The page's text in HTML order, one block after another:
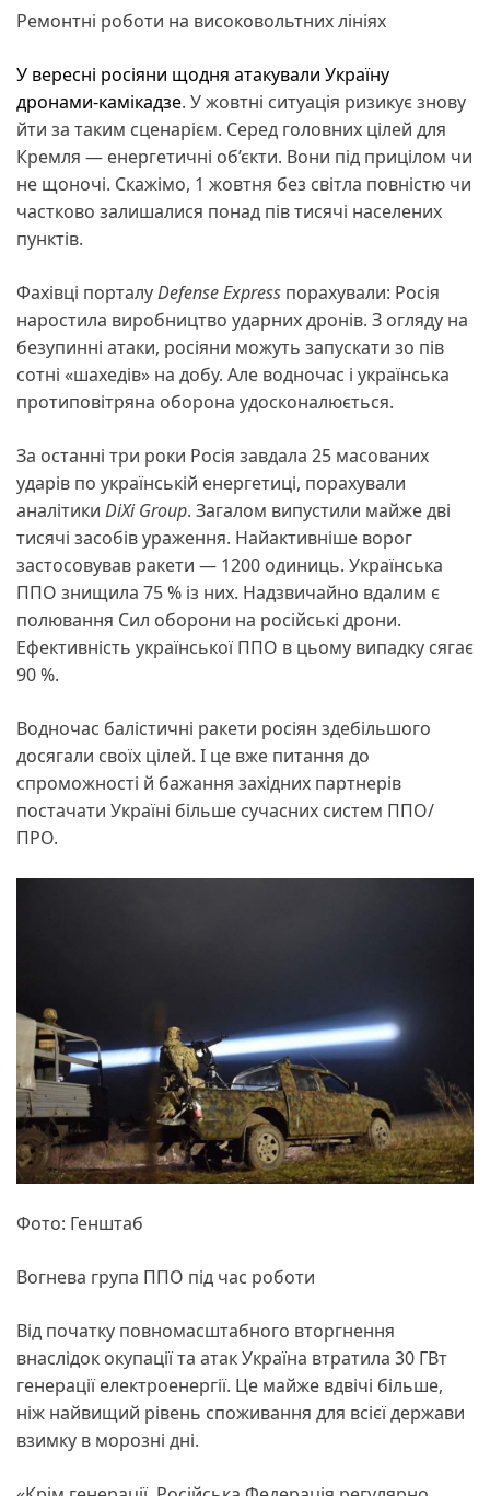
Ремонтні роботи на високовольтних лініях
У вересні росіяни щодня атакували Україну
дронами-камікадзе. У жовтні ситуація ризикує знову
йти за таким сценарієм. Серед головних цілей для
Кремля — енергетичні об’єкти. Вони під прицілом чи
не щоночі. Скажімо, 1 жовтня без світла повністю чи
частково залишалися понад пів тисячі населених
пунктів.
Фахівці порталуDefense Express порахували: Росія
наростила виробництво ударних дронів. З огляду на
безупинні атаки, росіяни можуть запускати зо пів
сотні «шахедів» на добу. Але водночас і українська
протиповітряна оборона удосконалюється.
За останні три роки Росія завдала 25 масованих
ударів по українській енергетиці, порахували
аналітики DiXi Group. Загалом випустили майже дві
тисячі засобів ураження. Найактивніше ворог
застосовував ракети — 1200 одиниць. Українська
ППО знищила 75 % із них. Надзвичайно вдалим є
полювання Сил оборони на російські дрони.
Ефективність української ППО в цьому випадку сягає
90 %.
Водночас балістичні ракети росіян здебільшого
досягали своїх цілей. І це вже питання до
спроможності й бажання західних партнерів
постачати Україні більше сучасних систем ППО/
ПРО.
Фото: Генштаб
Вогнева група ППО під час роботи
Від початку повномасштабного вторгнення
внаслідок окупації та атак Україна втратила 30 ГВт
генерації електроенергії. Це майже вдвічі більше,
ніж найвищий рівень споживання для всієї держави
взимку в морозні дні.